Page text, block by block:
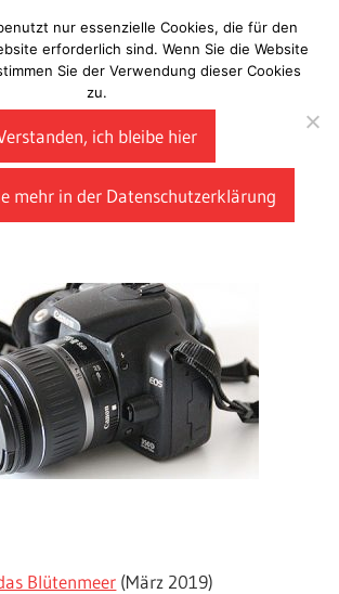
Laberladen
Blütenmeer (März 2019)
nur essenzielle Cookies, die für den
erforderlich sind. Wenn Sie die Website
Sie der Verwendung dieser Cookies
zu.
ich bleibe hier
mehr in der Datenschutzerklärung